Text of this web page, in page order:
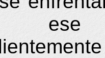
ese